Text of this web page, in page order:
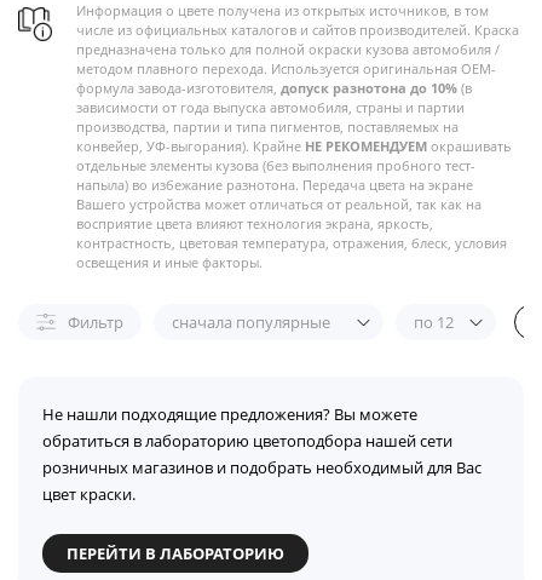
Информация о цвете получена из открытых источников, в том
числе из официальных каталогов и сайтов производителей. Краска
предназначена только для полной окраски кузова автомобиля /
методом плавного перехода. Используется оригинальная OEM-
формула завода-изготовителя, допуск разнотона до 10% (в
зависимости от года выпуска автомобиля, страны и партии
производства, партии и типа пигментов, поставляемых на
конвейер, УФ-выгорания). Крайне НЕ РЕКОМЕНДУЕМ окрашивать
отдельные элементы кузова (без выполнения пробного тест-
напыла) во избежание разнотона. Передача цвета на экране
Вашего устройства может отличаться от реальной, так как на
восприятие цвета влияют технология экрана, яркость,
контрастность, цветовая температура, отражения, блеск, условия
освещения и иные факторы.
Фильтр сначала популярные по 12
Не нашли подходящие предложения? Вы можете
обратиться в лабораторию цветоподбора нашей сети
розничных магазинов и подобрать необходимый для Вас
цвет краски.
ПЕРЕЙТИ В ЛАБОРАТОРИЮ